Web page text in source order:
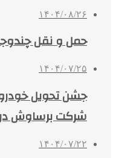
۱۴۰۴/۰۸/۲۶
حمل و نقل
۱۴۰۴/۰۷/۲۵
جشن تحویل
شرکت برساوش در
۱۴۰۴/۰۷/۲۲